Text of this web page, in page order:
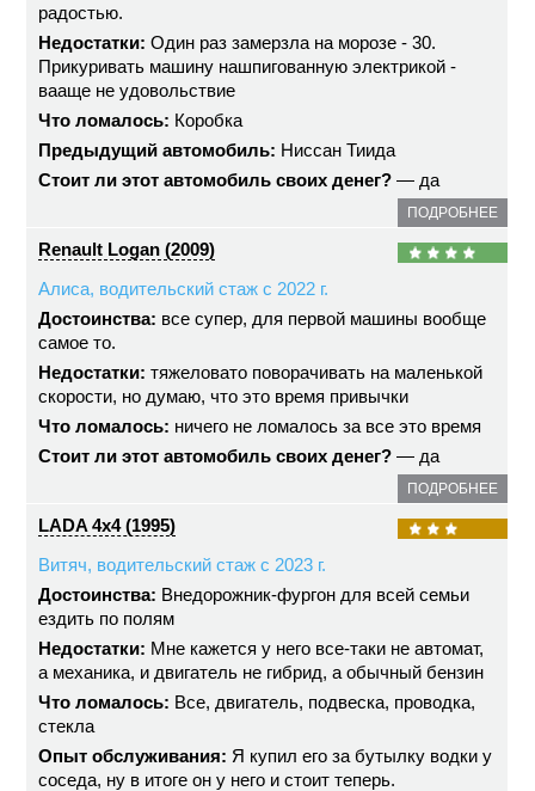
радостью.
Недостатки: Один раз замерзла на морозе - 30.
Прикуривать машину нашпигованную электрикой -
вааще не удовольствие
Что ломалось: Коробка
Предыдущий автомобиль: Ниссан Тиида
Стоит ли этот автомобиль своих денег? — да
ПОДРОБНЕЕ
Renault Logan (2009)
Алиса, водительский стаж с 2022 г.
Достоинства: все супер, для первой машины вообще
самое то.
Недостатки: тяжеловато поворачивать на маленькой
скорости, но думаю, что это время привычки
Что ломалось: ничего не ломалось за все это время
Стоит ли этот автомобиль своих денег? — да
ПОДРОБНЕЕ
LADA 4x4 (1995)
Витяч, водительский стаж с 2023 г.
Достоинства: Внедорожник-фургон для всей семьи
ездить по полям
Недостатки: Мне кажется у него все-таки не автомат,
а механика, и двигатель не гибрид, а обычный бензин
Что ломалось: Все, двигатель, подвеска, проводка,
стекла
Опыт обслуживания: Я купил его за бутылку водки у
соседа, ну в итоге он у него и стоит теперь.